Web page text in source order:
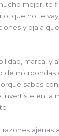
mejor, te
que no te
y ojala
marca, y
de microondas
sabes
invertiste en la
ajenas